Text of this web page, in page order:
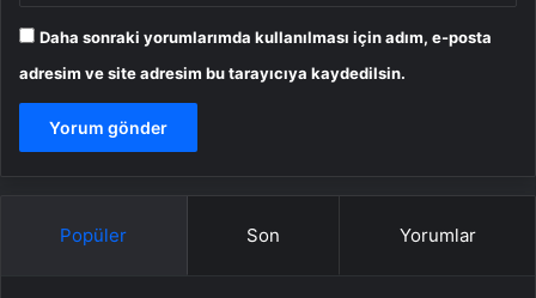
Daha sonraki yorumlarımda kullanılması için adım, e-posta
adresim ve site adresim bu tarayıcıya kaydedilsin.
Popüler Son Yorumlar